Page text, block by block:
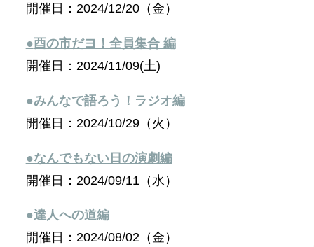
開催日：2024/12/20（金）
●酉の市だヨ！全員集合 編
開催日：2024/11/09(土)
●みんなで語ろう！ラジオ編
開催日：2024/10/29（火）
●なんでもない日の演劇編
開催日：2024/09/11（水）
●達人への道編
開催日：2024/08/02（金）